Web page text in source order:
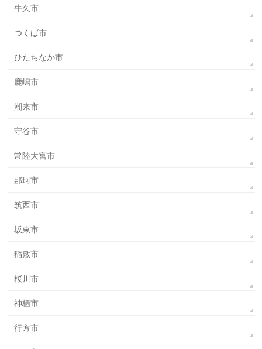
牛久市
つくば市
ひたちなか市
鹿嶋市
潮来市
守谷市
常陸大宮市
那珂市
筑西市
坂東市
稲敷市
桜川市
神栖市
行方市